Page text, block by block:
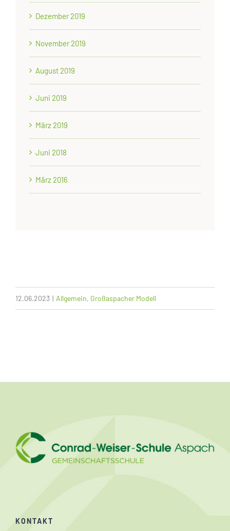
Dezember 2019
November 2019
August 2019
Juni 2019
März 2019
Juni 2018
März 2016
12.06.2023 | Allgemein, Großaspacher Modell
KONTAKT